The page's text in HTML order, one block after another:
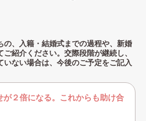
の、入籍・結婚式までの過程や、新婚
紹介ください。交際段階が継続し、
いない場合は、今後のご予定をご記入
が２倍になる。これからも助け合